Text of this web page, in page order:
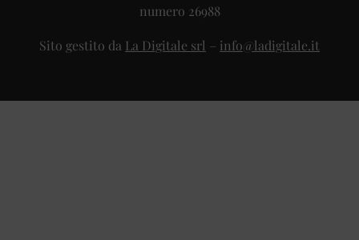
numero 26988
Sito gestito da La Digitale srl – info@ladigitale.it